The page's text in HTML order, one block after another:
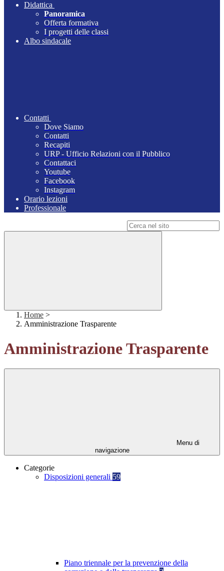
Didattica
Panoramica
Offerta formativa
I progetti delle classi
Albo sindacale
Contatti
Dove Siamo
Contatti
Recapiti
URP - Ufficio Relazioni con il Pubblico
Contattaci
Youtube
Facebook
Instagram
Orario lezioni
Professionale
Home >
Amministrazione Trasparente
Amministrazione Trasparente
Menu di
navigazione
Categorie
Disposizioni generali 59
Piano triennale per la prevenzione della